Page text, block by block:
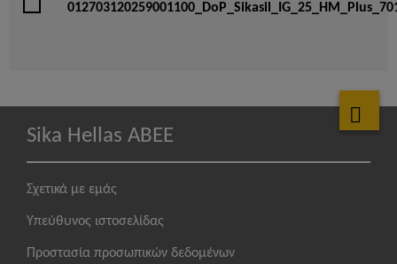
Sika Hellas ABEE
Σχετικά με εμάς
Υπεύθυνος ιστοσελίδας
Προστασία προσωπικών δεδομένων